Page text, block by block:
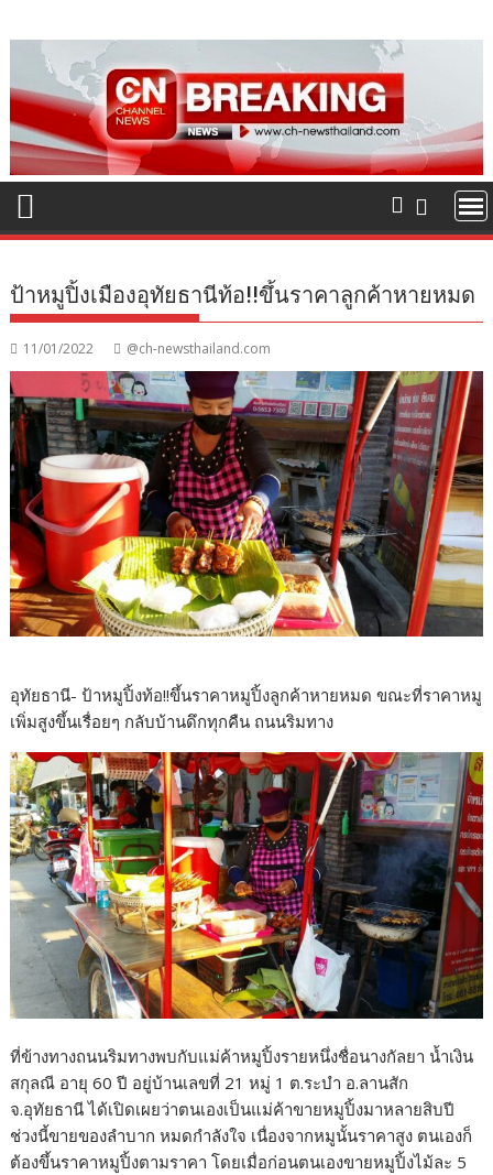
to
content
ป้าหมูปิ้งเมืองอุทัยธานีท้อ!!ขึ้นราคาลูกค้าหายหมด
11/01/2022 @ch-newsthailand.com
อุทัยธานี- ป้าหมูปิ้งท้อ!!ขึ้นราคาหมูปิ้งลูกค้าหายหมด ขณะที่ราคาหมู
เพิ่มสูงขึ้นเรื่อยๆ กลับบ้านดึกทุกคืน ถนนริมทาง
ที่ข้างทางถนนริมทางพบกับแม่ค้าหมูปิ้งรายหนึ่งชื่อนางกัลยา น้ำเงิน
สกุลณี อายุ 60 ปี อยู่บ้านเลขที่ 21 หมู่ 1 ต.ระบำ อ.ลานสัก
จ.อุทัยธานี ได้เปิดเผยว่าตนเองเป็นแม่ค้าขายหมูปิ้งมาหลายสิบปี
ช่วงนี้ขายของลำบาก หมดกำลังใจ เนื่องจากหมูนั้นราคาสูง ตนเองก็
ต้องขึ้นราคาหมูปิ้งตามราคา โดยเมื่อก่อนตนเองขายหมูปิ้งไม้ละ 5